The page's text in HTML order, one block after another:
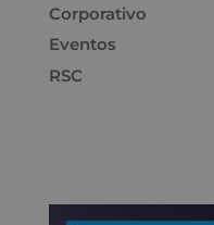
Corporativo
Eventos
RSC